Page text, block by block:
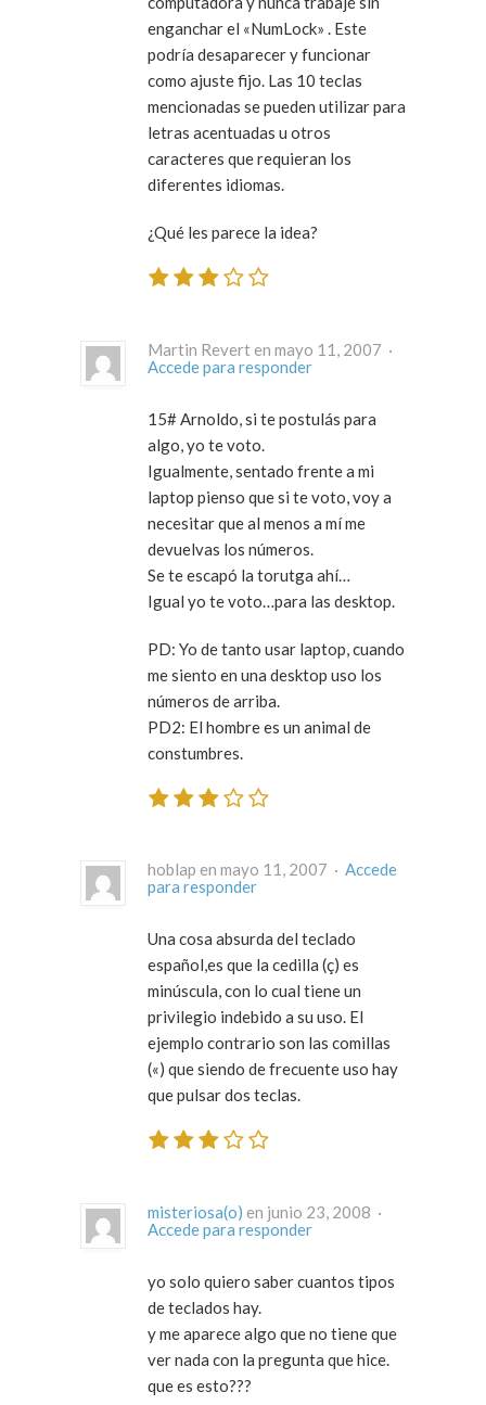
enganchar el «NumLock» . Este
podría desaparecer y funcionar
como ajuste fijo. Las 10 teclas
mencionadas se pueden utilizar para
letras acentuadas u otros
caracteres que requieran los
diferentes idiomas.
¿Qué les parece la idea?
Martin Revert en mayo 11, 2007 ·
Accede para responder
15# Arnoldo, si te postulás para
algo, yo te voto.
Igualmente, sentado frente a mi
laptop pienso que si te voto, voy a
necesitar que al menos a mí me
devuelvas los números.
Se te escapó la torutga ahí…
Igual yo te voto…para las desktop.
PD: Yo de tanto usar laptop, cuando
me siento en una desktop uso los
números de arriba.
PD2: El hombre es un animal de
constumbres.
hoblap en mayo 11, 2007 · Accede
para responder
Una cosa absurda del teclado
español,es que la cedilla (ç) es
minúscula, con lo cual tiene un
privilegio indebido a su uso. El
ejemplo contrario son las comillas
(«) que siendo de frecuente uso hay
que pulsar dos teclas.
misteriosa(o)
en junio 23, 2008 ·
Accede para responder
yo solo quiero saber cuantos tipos
de teclados hay.
y me aparece algo que no tiene que
ver nada con la pregunta que hice.
que es esto???